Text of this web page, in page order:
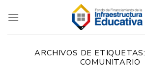
ARCHIVOS DE ETIQUETAS:
COMUNITARIO